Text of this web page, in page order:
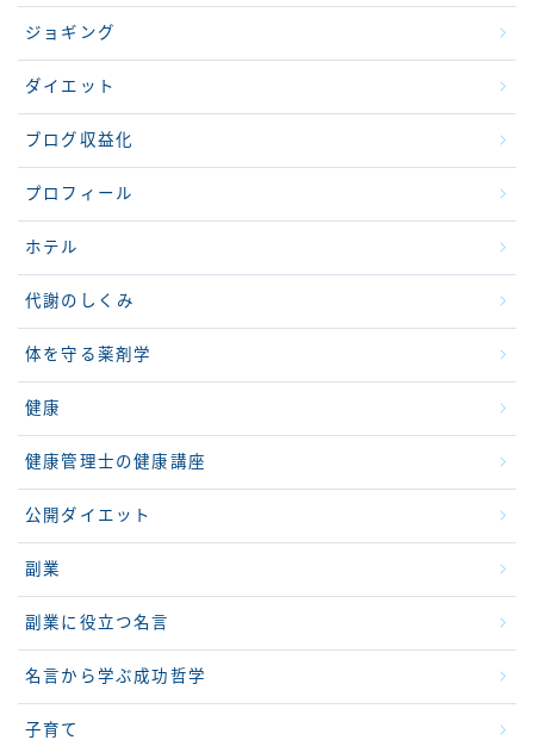
ジョギング
ダイエット
ブログ収益化
プロフィール
ホテル
代謝のしくみ
体を守る薬剤学
健康
健康管理士の健康講座
公開ダイエット
副業
副業に役立つ名言
名言から学ぶ成功哲学
子育て